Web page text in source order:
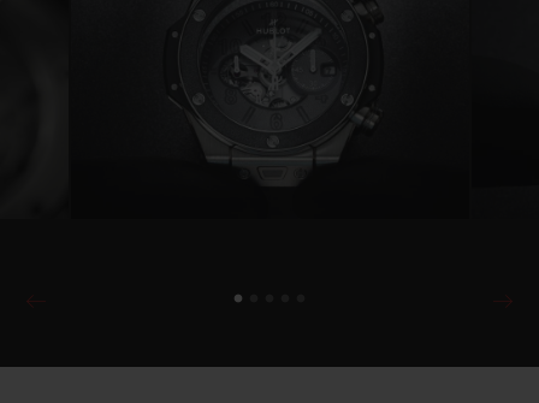
O emblemático couro Venezia patinado se
situa no centro do bisel de titânio polido,
bem como no mostrador, onde é possível
distinguir os índices e a indicação "Swiss
Made", cavados diretamente à flor da pele.
vista a engrenagem do movimento Unico,